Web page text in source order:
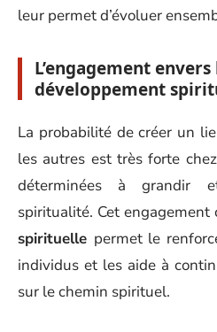
leur permet d’évoluer
L’engagement
développement
La probabilité de créer un
les autres est très forte
déterminées à grandir
spiritualité. Cet engagement
spirituelle permet le
individus et les aide à
sur le chemin spirituel.